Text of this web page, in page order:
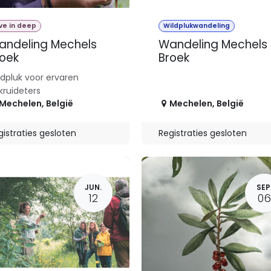
in deep
Mechels
voor ervaren
, België
gesloten
Wildplukwandeling
Wandeling Mechels
Broek
Mechelen, België
Registraties gesloten
JUN.
12 06